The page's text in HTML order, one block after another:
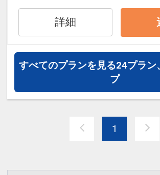
ートで覆われています。
高さ27.6メートル、和洋と唐
美しい五重塔は、応永14年（
に建立されました。朱塗りの
変美しく、嚴島神社、千畳閣
島らしい風情のある景観を生
天正15年、豊臣秀吉が戦で亡
１回につき２時間まで）
●フリードリンクコーナー利用
●湯上りアイス・ドリンクコ
可
※旅行代金に含まれます。
「食事なしプラン」と「朝食
をご用意しています。
詳細
すべてのプランを見る24プラン
プ
1